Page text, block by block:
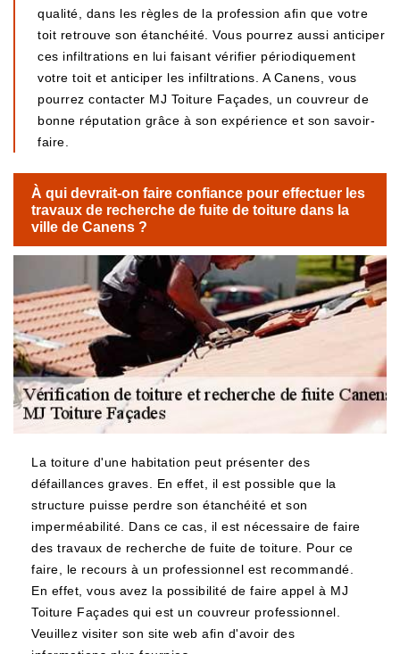
qualité, dans les règles de la profession afin que votre
toit retrouve son étanchéité. Vous pourrez aussi anticiper
ces infiltrations en lui faisant vérifier périodiquement
votre toit et anticiper les infiltrations. A Canens, vous
pourrez contacter MJ Toiture Façades, un couvreur de
bonne réputation grâce à son expérience et son savoir-
faire.
À qui devrait-on faire confiance pour effectuer les
travaux de recherche de fuite de toiture dans la
ville de Canens ?
La toiture d'une habitation peut présenter des
défaillances graves. En effet, il est possible que la
structure puisse perdre son étanchéité et son
imperméabilité. Dans ce cas, il est nécessaire de faire
des travaux de recherche de fuite de toiture. Pour ce
faire, le recours à un professionnel est recommandé.
En effet, vous avez la possibilité de faire appel à MJ
Toiture Façades qui est un couvreur professionnel.
Veuillez visiter son site web afin d'avoir des